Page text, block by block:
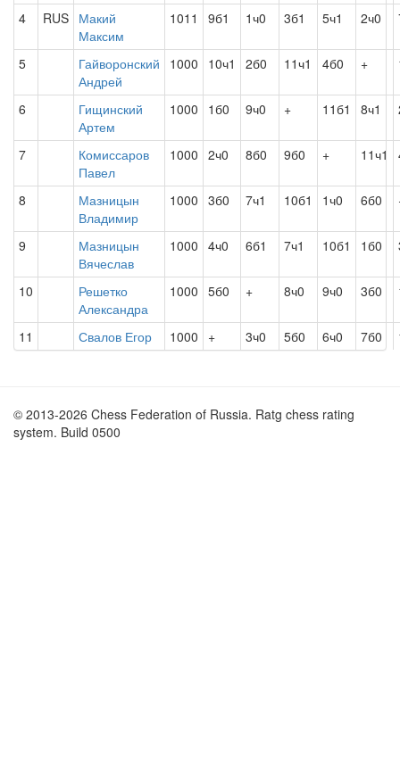
4 RUS Макий
Максим
1011 9б1 1ч0 3б1 5ч1 2ч0
5
Гайворонский
Андрей
1000 10ч1 2б0 11ч1 4б0 +
6
Гищинский
Артем
1000 1б0 9ч0 + 11б1 8ч1
7
Комиссаров
Павел
1000 2ч0 8б0 9б0 + 11ч1
8
Мазницын
Владимир
1000 3б0 7ч1 10б1 1ч0 6б0
9
Мазницын
Вячеслав
1000 4ч0 6б1 7ч1 10б1 1б0
10
Решетко
Александра
1000 5б0 + 8ч0 9ч0 3б0
11 Свалов Егор 1000 + 3ч0 5б0 6ч0 7б0
© 2013-2026 Chess Federation of Russia. Ratg chess rating
system. Build 0500